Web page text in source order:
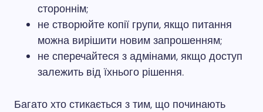
стороннім;
не створюйте копії групи, якщо питання
можна вирішити новим запрошенням;
не сперечайтеся з адмінами, якщо доступ
залежить від їхнього рішення.
Багато хто стикається з тим, що починають